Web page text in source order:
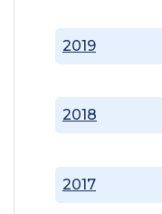
2017
2018
2019